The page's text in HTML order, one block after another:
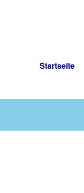
Startseite